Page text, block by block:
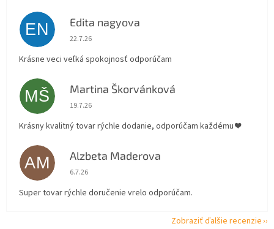
EN Edita nagyova
Hodnotenie obchodu je 5 z 5 hviezdičiek.
22.7.26
Krásne veci veľká spokojnosť odporúčam
MŠ Martina Škorvánková
Hodnotenie obchodu je 5 z 5 hviezdičiek.
19.7.26
Krásny kvalitný tovar rýchle dodanie, odporúčam každému ❤️
AM Alzbeta Maderova
Hodnotenie obchodu je 5 z 5 hviezdičiek.
6.7.26
Super tovar rýchle doručenie vrelo odporúčam.
Zobraziť ďalšie recenzie